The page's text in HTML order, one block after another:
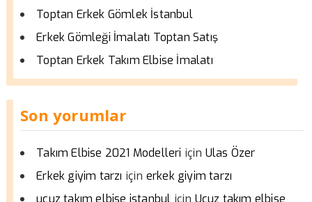
Toptan Erkek Gömlek İstanbul
Erkek Gömleği İmalatı Toptan Satış
Toptan Erkek Takım Elbise İmalatı
Son yorumlar
Takım Elbise 2021 Modelleri için Ulas Özer
Erkek giyim tarzı için erkek giyim tarzı
ucuz takım elbise istanbul için Ucuz takım elbise